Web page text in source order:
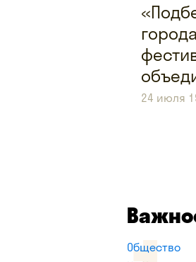
24 июля
Общество